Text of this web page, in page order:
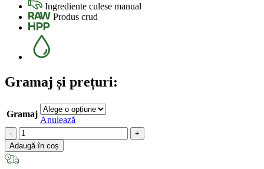
Ingrediente culese manual
Produs crud
Gramaj și prețuri:
Gramaj
Anulează
Cantitate
Sirop
de
cireșe
Adaugă în coș